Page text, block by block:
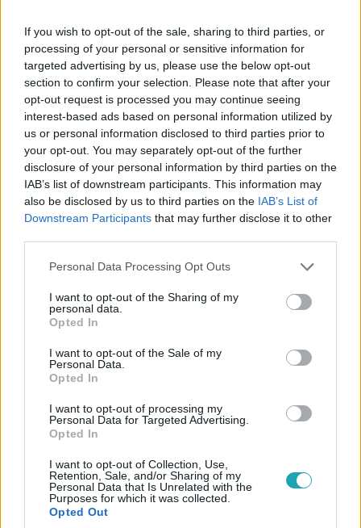
If you wish to opt-out of the sale, sharing to third parties, or
processing of your personal or sensitive information for
targeted advertising by us, please use the below opt-out
section to confirm your selection. Please note that after your
opt-out request is processed you may continue seeing
interest-based ads based on personal information utilized by
us or personal information disclosed to third parties prior to
your opt-out. You may separately opt-out of the further
disclosure of your personal information by third parties on the
IAB’s list of downstream participants. This information may
also be disclosed by us to third parties on the IAB’s List of
Downstream Participants that may further disclose it to other
Please note that this website/app uses one or more Google
not limited to your visit or usage behaviour. You may click to
grant or deny consent to Google and its third-party tags to
use your data for below specified purposes in below Google
consent section.
Personal Data Processing Opt Outs
I want to opt-out of the Sharing of my
personal data.
Opted In
I want to opt-out of the Sale of my
Personal Data.
Opted In
I want to opt-out of processing my
Personal Data for Targeted Advertising.
Opted In
I want to opt-out of Collection, Use,
Retention, Sale, and/or Sharing of my
Personal Data that Is Unrelated with the
Purposes for which it was collected.
Opted Out
mennyire forradalmi, és van-e esély arra, hogy egyszer
embereken is alkalmazzák.
Bulvár
2025. január 14. 7:30
Sztárok és kedvenceik: A 7 legaranyosabb
celebkutya
meg, hogyan hódították meg e négylábúak a világot és
gazdáik szívét!